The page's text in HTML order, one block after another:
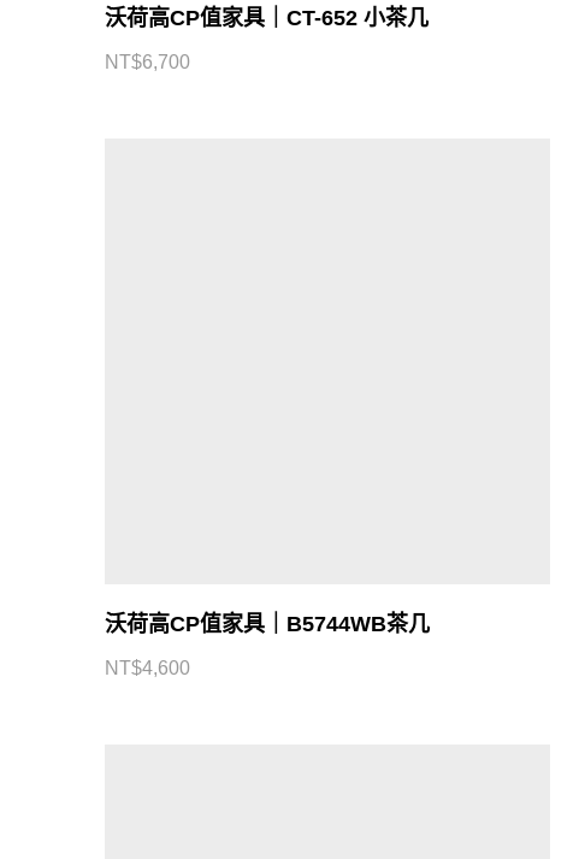
沃荷高CP值家具｜CT-652 小茶几
NT$6,700
沃荷高CP值家具｜B5744WB茶几
NT$4,600